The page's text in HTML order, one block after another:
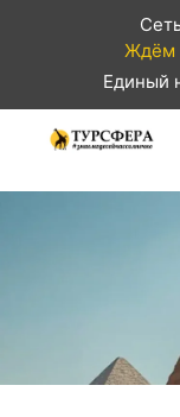
Ждём
Единый